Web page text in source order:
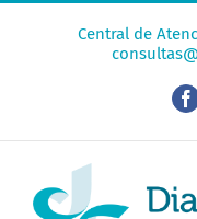
Central de